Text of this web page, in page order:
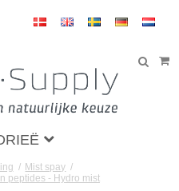
/ Mist spay /
peptides - Hydro mist